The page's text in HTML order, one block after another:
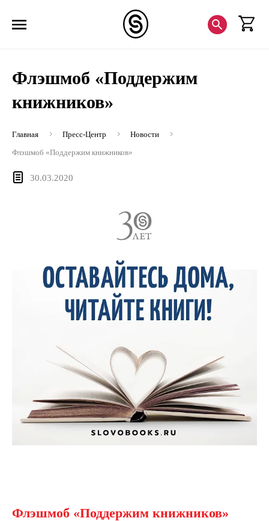
Флэшмоб «Поддержим
книжников»
Главная Пресс-Центр
Новости
Флэшмоб «Поддержим книжников»
30.03.2020
Флэшмоб «Поддержим книжников»